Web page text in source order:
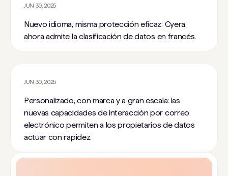
JUN 30, 2025
Nuevo idioma, misma protección eficaz: Cyera
ahora admite la clasificación de datos en francés.
JUN 30, 2025
Personalizado, con marca y a gran escala: las
nuevas capacidades de interacción por correo
electrónico permiten a los propietarios de datos
actuar con rapidez.